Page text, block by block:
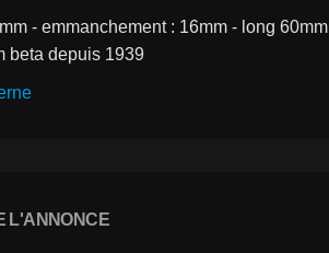
- emmanchement : 16mm - long 60mm
beta depuis 1939
L'ANNONCE